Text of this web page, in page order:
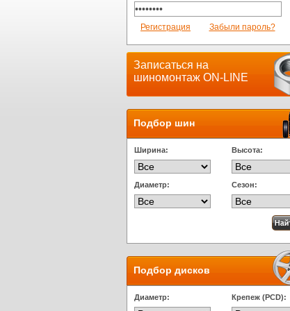
Регистрация Забыли пароль?
Записаться на
шиномонтаж ON-LINE
Подбор шин
Ширина: Высота:
Диаметр: Сезон:
Подбор дисков
Диаметр: Крепеж (PCD):